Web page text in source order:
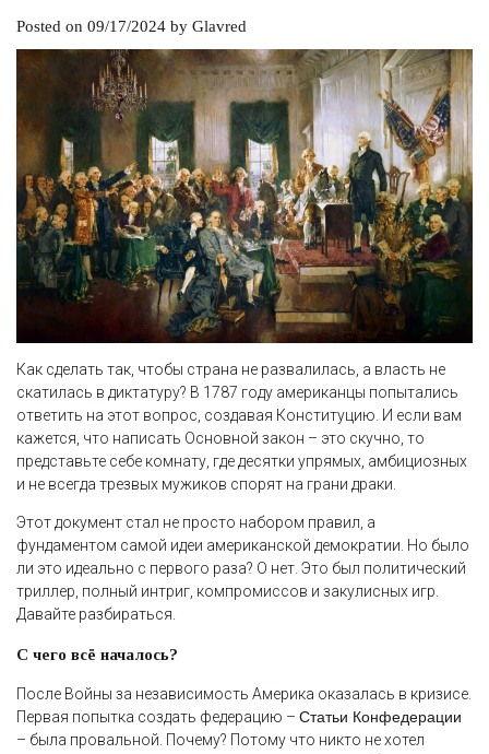
Posted on 09/17/2024 by Glavred
Как сделать так, чтобы страна не развалилась, а власть не
скатилась в диктатуру? В 1787 году американцы попытались
ответить на этот вопрос, создавая Конституцию. И если вам
кажется, что написать Основной закон – это скучно, то
представьте себе комнату, где десятки упрямых, амбициозных
и не всегда трезвых мужиков спорят на грани драки.
Этот документ стал не просто набором правил, а
фундаментом самой идеи американской демократии. Но было
ли это идеально с первого раза? О нет. Это был политический
триллер, полный интриг, компромиссов и закулисных игр.
Давайте разбираться.
С чего всё началось?
После Войны за независимость Америка оказалась в кризисе.
Первая попытка создать федерацию – Статьи Конфедерации
– была провальной. Почему? Потому что никто не хотел